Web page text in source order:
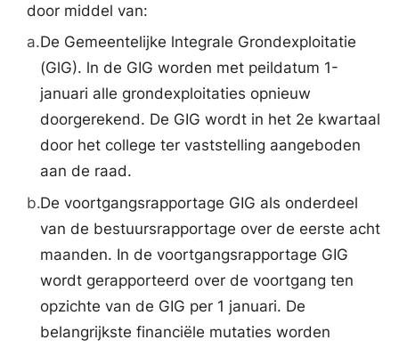
door middel van:
a.De Gemeentelijke lntegrale Grondexploitatie
(GlG). ln de GIG worden met peildatum 1-
januari alle grondexploitaties opnieuw
doorgerekend. De GIG wordt in het 2e kwartaal
door het college ter vaststelling aangeboden
aan de raad.
b.De voortgangsrapportage GIG als onderdeel
van de bestuursrapportage over de eerste acht
maanden. In de voortgangsrapportage GIG
wordt gerapporteerd over de voortgang ten
opzichte van de GIG per 1 januari. De
belangrijkste financiële mutaties worden